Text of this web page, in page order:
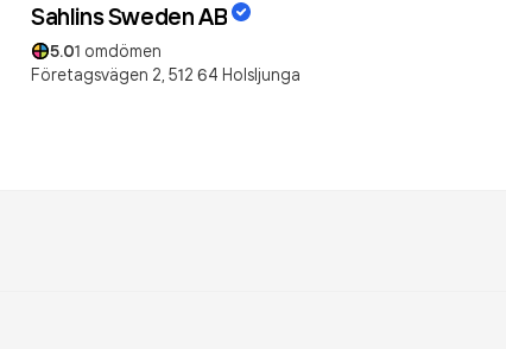
Sahlins Sweden AB
5.01 omdömen
Företagsvägen 2, 512 64 Holsljunga